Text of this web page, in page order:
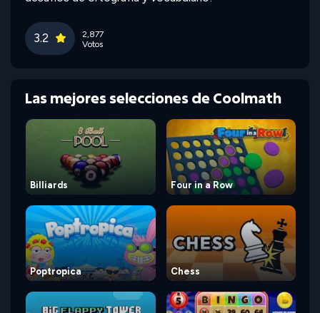
3.2
2,877
Votos
Las mejores selecciones de Coolmath
Billiards Four in a Row
Poptropica Chess